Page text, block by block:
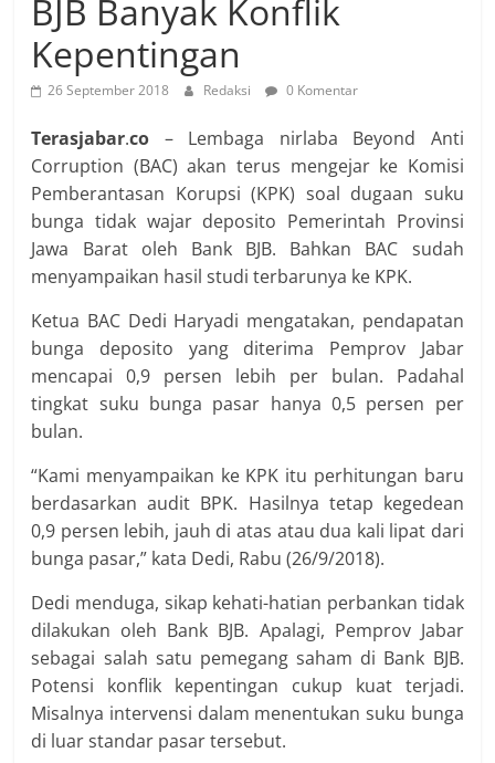
BJB Banyak Konflik
Kepentingan
26 September 2018 Redaksi 0 Komentar
Terasjabar.co – Lembaga nirlaba Beyond Anti
Corruption (BAC) akan terus mengejar ke Komisi
Pemberantasan Korupsi (KPK) soal dugaan suku
bunga tidak wajar deposito Pemerintah Provinsi
Jawa Barat oleh Bank BJB. Bahkan BAC sudah
menyampaikan hasil studi terbarunya ke KPK.
Ketua BAC Dedi Haryadi mengatakan, pendapatan
bunga deposito yang diterima Pemprov Jabar
mencapai 0,9 persen lebih per bulan. Padahal
tingkat suku bunga pasar hanya 0,5 persen per
bulan.
“Kami menyampaikan ke KPK itu perhitungan baru
berdasarkan audit BPK. Hasilnya tetap kegedean
0,9 persen lebih, jauh di atas atau dua kali lipat dari
bunga pasar,” kata Dedi, Rabu (26/9/2018).
Dedi menduga, sikap kehati-hatian perbankan tidak
dilakukan oleh Bank BJB. Apalagi, Pemprov Jabar
sebagai salah satu pemegang saham di Bank BJB.
Potensi konflik kepentingan cukup kuat terjadi.
Misalnya intervensi dalam menentukan suku bunga
di luar standar pasar tersebut.